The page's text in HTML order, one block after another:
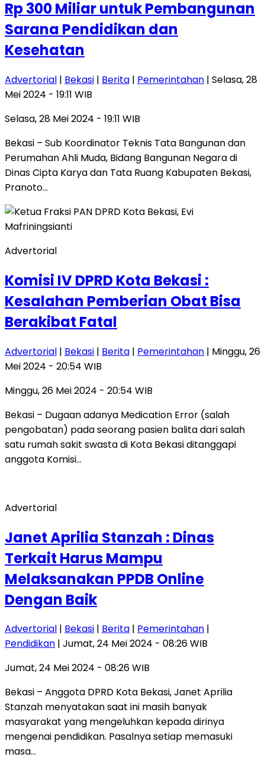
Rp 300 Miliar untuk Pembangunan
Sarana Pendidikan dan
Kesehatan
Advertorial | Bekasi | Berita | Pemerintahan | Selasa, 28
Mei 2024 - 19:11 WIB
Selasa, 28 Mei 2024 - 19:11 WIB
Bekasi – Sub Koordinator Teknis Tata Bangunan dan
Perumahan Ahli Muda, Bidang Bangunan Negara di
Dinas Cipta Karya dan Tata Ruang Kabupaten Bekasi,
Pranoto…
Advertorial
Komisi IV DPRD Kota Bekasi :
Kesalahan Pemberian Obat Bisa
Berakibat Fatal
Advertorial | Bekasi | Berita | Pemerintahan | Minggu, 26
Mei 2024 - 20:54 WIB
Minggu, 26 Mei 2024 - 20:54 WIB
Bekasi – Dugaan adanya Medication Error (salah
pengobatan) pada seorang pasien balita dari salah
satu rumah sakit swasta di Kota Bekasi ditanggapi
anggota Komisi…
Advertorial
Janet Aprilia Stanzah : Dinas
Terkait Harus Mampu
Melaksanakan PPDB Online
Dengan Baik
Advertorial | Bekasi | Berita | Pemerintahan |
Pendidikan | Jumat, 24 Mei 2024 - 08:26 WIB
Jumat, 24 Mei 2024 - 08:26 WIB
Bekasi – Anggota DPRD Kota Bekasi, Janet Aprilia
Stanzah menyatakan saat ini masih banyak
masyarakat yang mengeluhkan kepada dirinya
mengenai pendidikan. Pasalnya setiap memasuki
masa…